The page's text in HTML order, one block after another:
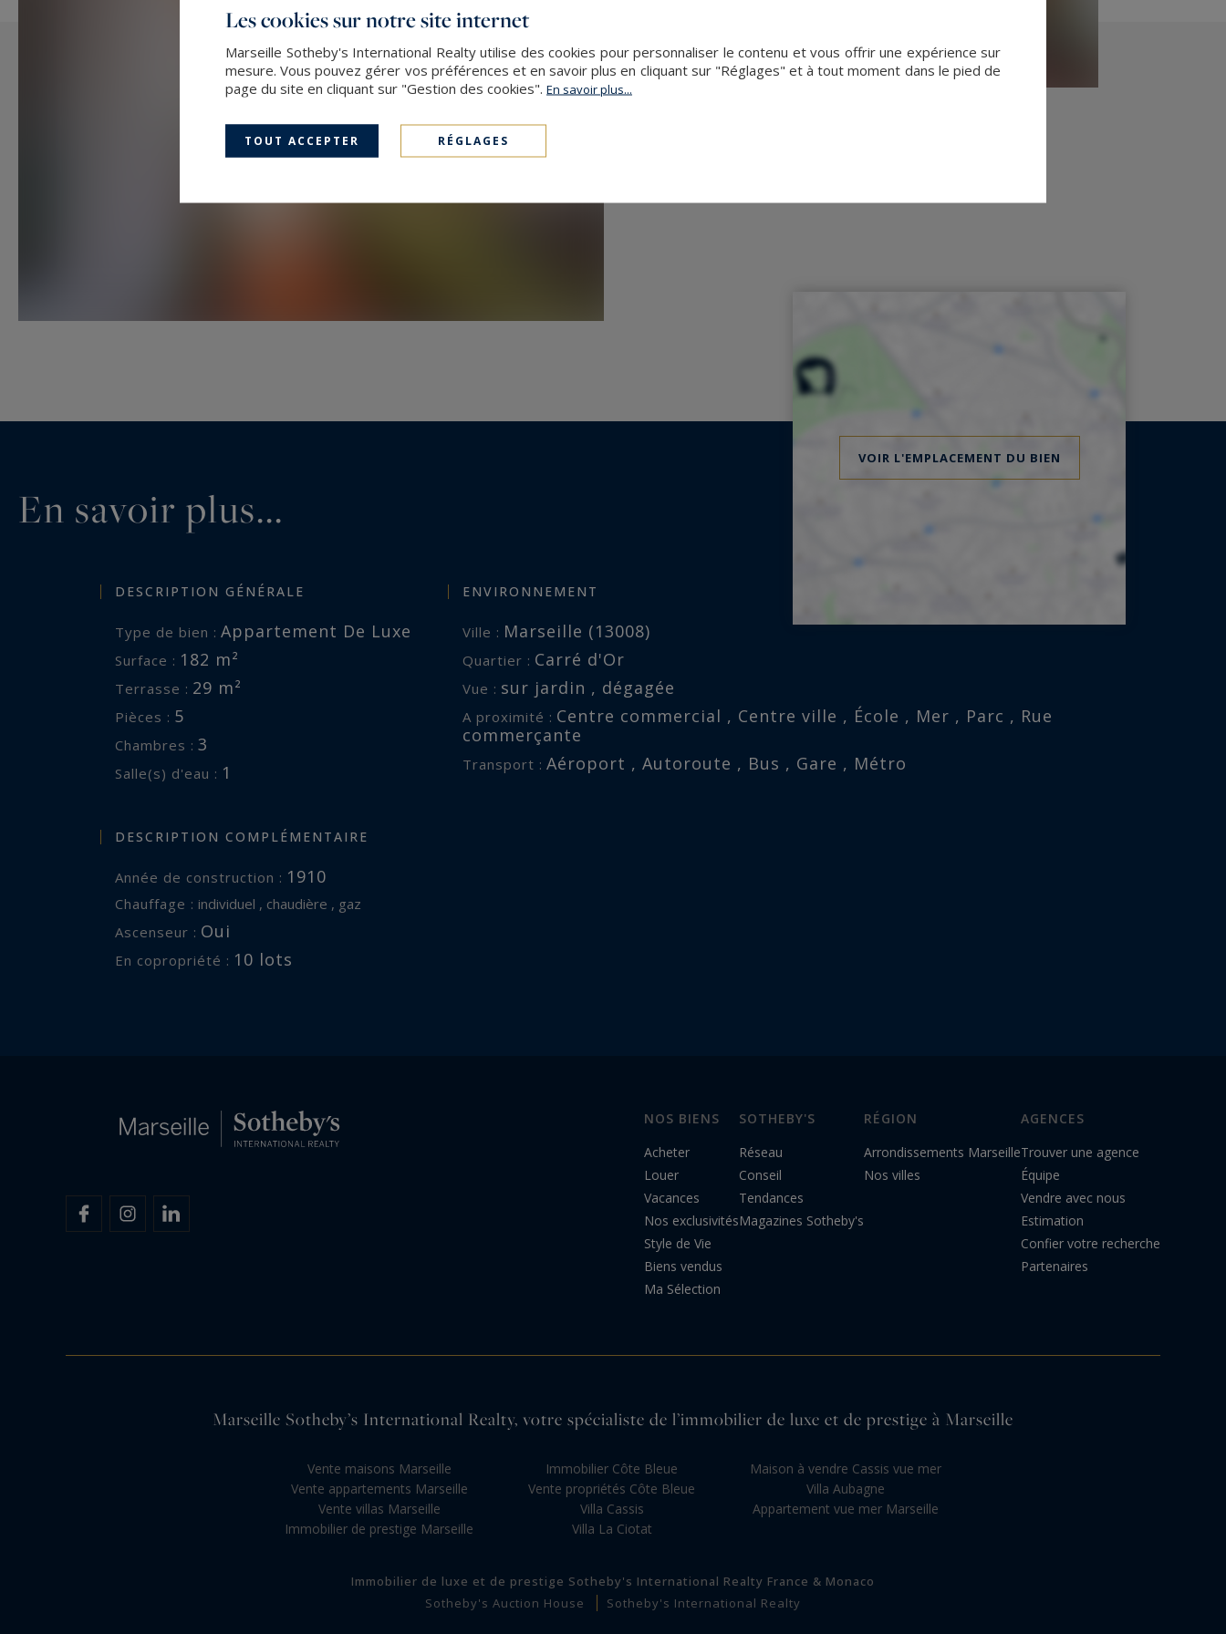
En savoir plus...
DESCRIPTION GÉNÉRALE
Type de bien : Appartement De Luxe
Surface : 182 m²
Terrasse : 29 m²
Pièces : 5
Chambres : 3
Salle(s) d'eau : 1
ENVIRONNEMENT
Ville : Marseille (13008)
Quartier : Carré d'Or
Vue : sur jardin , dégagée
A proximité : Centre commercial , Centre ville , École , Mer , Parc , Rue
commerçante
Transport : Aéroport , Autoroute , Bus , Gare , Métro
DESCRIPTION COMPLÉMENTAIRE
Année de construction : 1910
Chauffage : individuel , chaudière , gaz
Ascenseur : Oui
En copropriété : 10 lots
VOIR L'EMPLACEMENT DU BIEN
NOS BIENS
Acheter
Louer
Vacances
Nos exclusivités
Style de Vie
Biens vendus
Ma Sélection
SOTHEBY'S
Réseau
Conseil
Tendances
Magazines Sotheby's
RÉGION
Arrondissements Marseille
Nos villes
AGENCES
Trouver une agence
Équipe
Vendre avec nous
Estimation
Confier votre recherche
Partenaires
Marseille Sotheby’s International Realty, votre spécialiste de l’immobilier de luxe et de prestige à Marseille
Vente maisons Marseille
Vente appartements Marseille
Vente villas Marseille
Immobilier de prestige Marseille
Immobilier Côte Bleue
Vente propriétés Côte Bleue
Villa Cassis
Villa La Ciotat
Maison à vendre Cassis vue mer
Villa Aubagne
Appartement vue mer Marseille
Immobilier de luxe et de prestige Sotheby's International Realty France & Monaco
Sotheby's Auction House
Sotheby's International Realty
Les cookies sur notre site internet
Marseille Sotheby's International Realty utilise des cookies pour personnaliser le contenu et vous offrir une expérience sur
mesure. Vous pouvez gérer vos préférences et en savoir plus en cliquant sur "Réglages" et à tout moment dans le pied de
page du site en cliquant sur "Gestion des cookies". En savoir plus...
TOUT ACCEPTER RÉGLAGES